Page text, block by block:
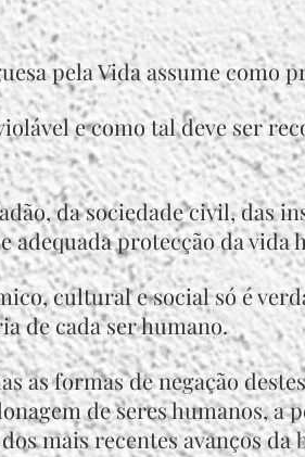
pela Vida assume como
e como tal deve ser
da sociedade civil, das
adequada protecção da vida
cultural e social só é
de cada ser humano.
as formas de negação
de seres humanos,
mais recentes avanços da